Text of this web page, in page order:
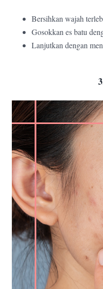
Bersihkan wajah
Gosokkan es batu
Lanjutkan dengan